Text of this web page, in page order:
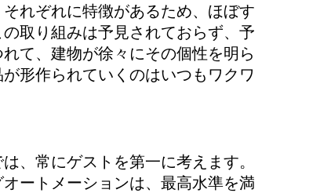
れぞれに特徴があるため、ほぼす
取り組みは予見されておらず、予
て、建物が徐々にその個性を明ら
形作られていくのはいつもワクワ
、常にゲストを第一に考えます。
ートメーションは、最高水準を満